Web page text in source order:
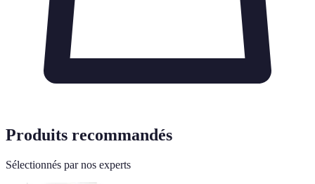
Produits recommandés
Sélectionnés par nos experts